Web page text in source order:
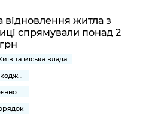
відновлення житла з
спрямували понад 2
та міська влада
Допомога при пошкодженні та знищенні нерухомого майна
Важливе під час воєнного стану